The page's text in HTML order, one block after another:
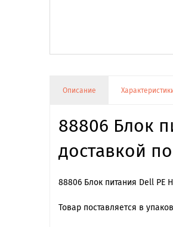
Описание
88806 Блок
доставкой
88806 Блок питания Dell PE
Товар поставляется в